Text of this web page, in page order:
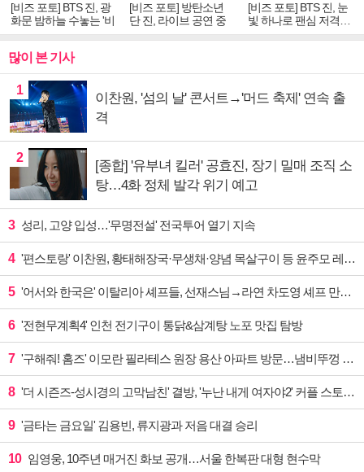
[비즈 포토] BTS 진, 광
화문 밤하늘 수놓는 '비
주얼 킹'의 열창
[비즈 포토] 방탄소년
단 진, 라이브 공연 중
빛나는 독보적 아우라
[비즈 포토] BTS 진, 눈
빛 하나로 팬심 저격…
독보적 카리스마
많이 본 기사
1
이찬원, '섬의 날' 콘서트→'머드 축제' 연속 출
격
2
[종합] '유부녀 킬러' 공효진, 장기 밀매 조직 소
탕…4화 정체 발각 위기 예고
3 성리, 고양 입성…'무명전설' 전국투어 열기 지속
4 '편스토랑' 이찬원, 황태해장국·무생채·양념 목살구이 등 윤주모 레시피 섭렵
5 '어서와 한국은' 이탈리아 셰프들, 선재스님→라연 차도영 셰프 만난다
6 '전현무계획4' 인천 전기구이 통닭&삼계탕 노포 맛집 탐방
7 '구해줘! 홈즈' 이모란 필라테스 원장 용산 아파트 방문…냄비뚜껑 운동법 소개
8 '더 시즌즈-성시경의 고막남친' 결방, '누난 내게 여자야2' 커플 스토리 편성
9 '금타는 금요일' 김용빈, 류지광과 저음 대결 승리
10 임영웅, 10주년 매거진 화보 공개…서울 한복판 대형 현수막